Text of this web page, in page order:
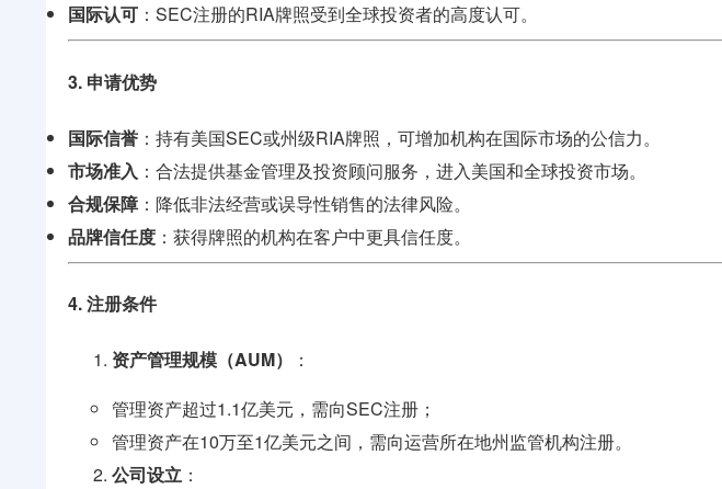
国际认可 ：SEC注册的RIA牌照受到全球投资者的高度认可。
3. 申请优势
国际信誉 ：持有美国SEC或州级RIA牌照，可增加机构在国际市场的公信力。
市场准入 ：合法提供基金管理及投资顾问服务，进入美国和全球投资市场。
合规保障 ：降低非法经营或误导性销售的法律风险。
品牌信任度 ：获得牌照的机构在客户中更具信任度。
4. 注册条件
资产管理规模（AUM）
：
管理资产超过1.1亿美元，需向SEC注册；
管理资产在10万至1亿美元之间，需向运营所在地州监管机构注册。
公司设立 ：